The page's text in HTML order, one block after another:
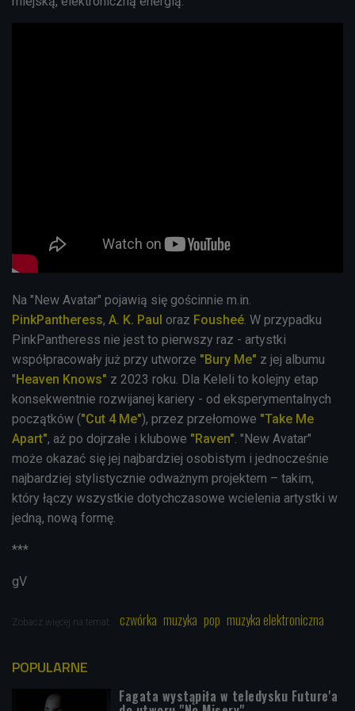
Na "New Avatar" pojawią się gościnnie m.in.
PinkPantheress, A. K. Paul oraz Fousheé. W przypadku
PinkPantheress nie jest to pierwszy raz - artystki
współpracowały już przy utworze "Bury Me" z jej albumu
"Heaven Knows" z 2023 roku. Dla Keleli to kolejny etap
konsekwentnie rozwijanej kariery - od eksperymentalnych
początków ("Cut 4 Me"), przez przełomowe "Take Me
Apart", aż po dojrzałe i klubowe "Raven". "New Avatar"
może okazać się jej najbardziej osobistym i jednocześnie
najbardziej stylistycznie odważnym projektem – takim,
który łączy wszystkie dotychczasowe wcielenia artystki w
jedną, nową formę.
***
gV
Zobacz więcej na temat: czwórka muzyka pop muzyka elektroniczna
POPULARNE
Fagata wystąpiła w teledysku Future'a